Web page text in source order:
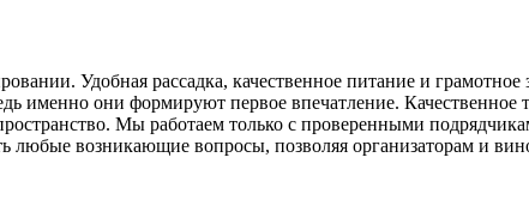
Удобная рассадка, качественное питание и
именно они формируют первое впечатление. Качественное
Мы работаем только с проверенными
возникающие вопросы, позволяя организаторам и